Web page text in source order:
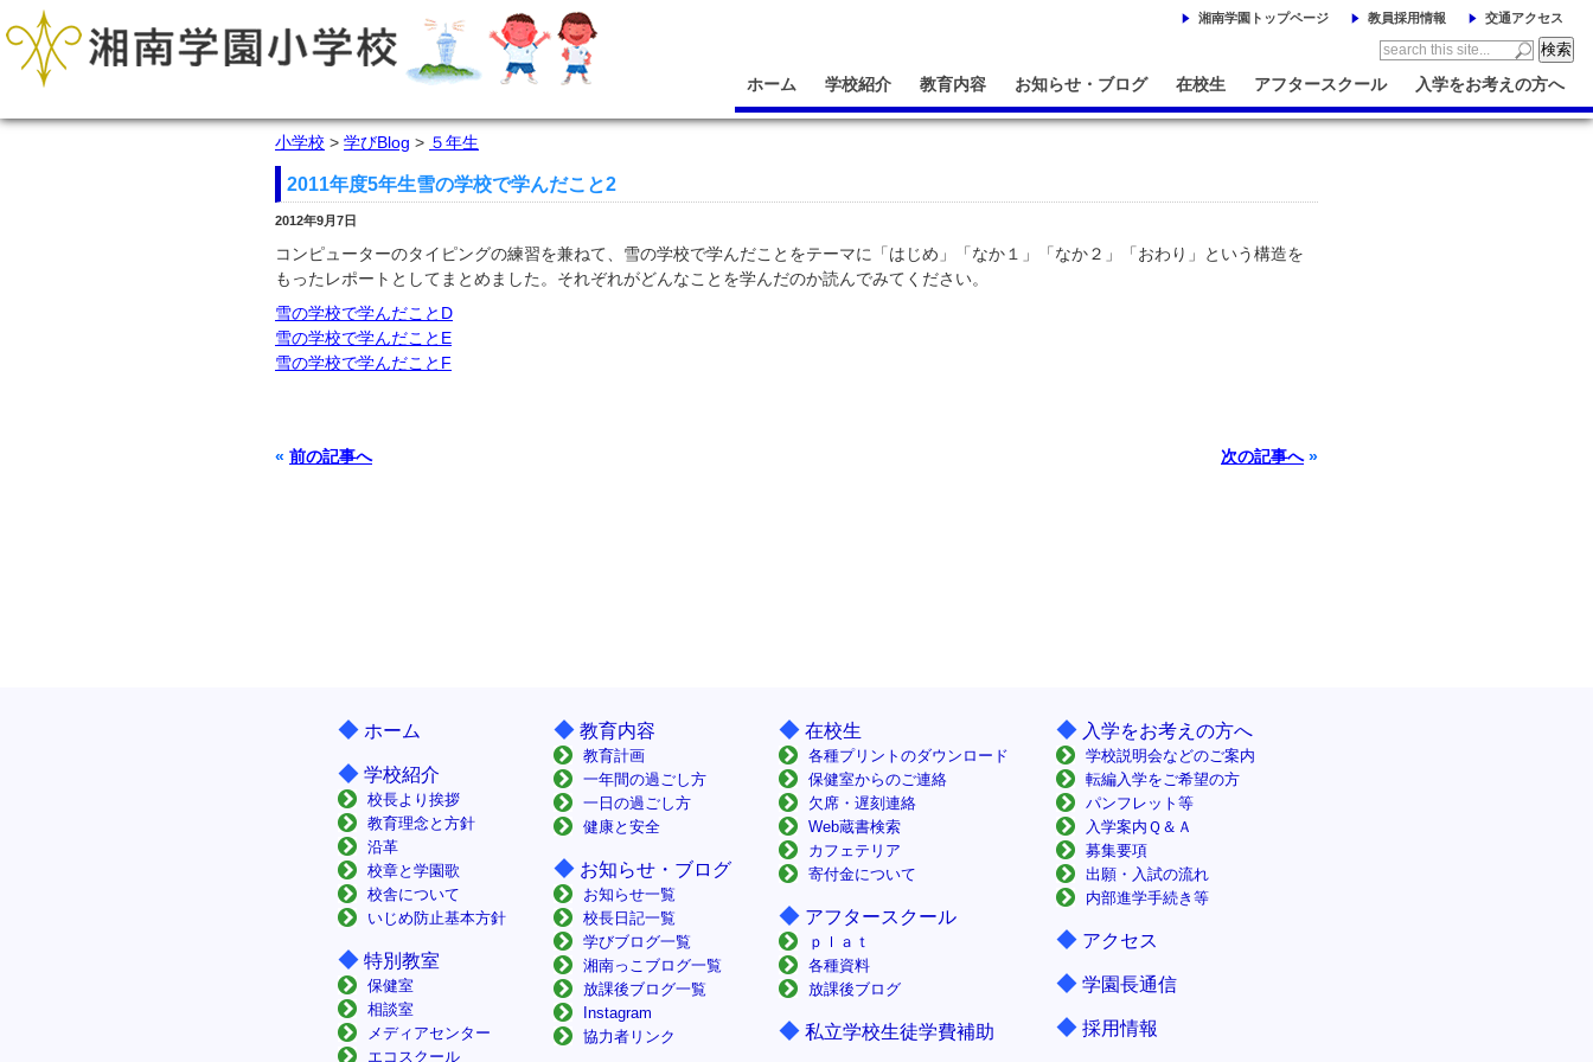
湘南学園トップページ 教員採用情報 交通アクセス
ホーム 学校紹介 教育内容 お知らせ・ブログ 在校生 アフタースクール 入学をお考えの方へ
小学校 > 学びBlog > ５年生
2011年度5年生雪の学校で学んだこと2
2012年9月7日
コンピューターのタイピングの練習を兼ねて、雪の学校で学んだことをテーマに「はじめ」「なか１」「なか２」「おわり」という構造を
もったレポートとしてまとめました。それぞれがどんなことを学んだのか読んでみてください。
雪の学校で学んだことD
雪の学校で学んだことE
雪の学校で学んだことF
« 前の記事へ 次の記事へ»
◆ ホーム
◆ 学校紹介
校長より挨拶
教育理念と方針
沿革
校章と学園歌
校舎について
いじめ防止基本方針
◆ 特別教室
保健室
相談室
メディアセンター
エコスクール
◆ 教育内容
教育計画
一年間の過ごし方
一日の過ごし方
健康と安全
◆ お知らせ・ブログ
お知らせ一覧
校長日記一覧
学びブログ一覧
湘南っこブログ一覧
放課後ブログ一覧
Instagram
協力者リンク
◆ 在校生
各種プリントのダウンロード
保健室からのご連絡
欠席・遅刻連絡
Web蔵書検索
カフェテリア
寄付金について
◆ アフタースクール
ｐｌａｔ
各種資料
放課後ブログ
◆ 私立学校生徒学費補助
◆ 入学をお考えの方へ
学校説明会などのご案内
転編入学をご希望の方
パンフレット等
入学案内Ｑ＆Ａ
募集要項
出願・入試の流れ
内部進学手続き等
◆ アクセス
◆ 学園長通信
◆ 採用情報